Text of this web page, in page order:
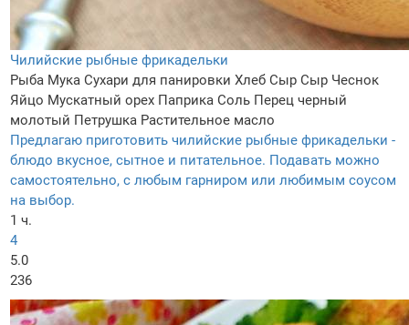
Чилийские рыбные фрикадельки
Рыба Мука Сухари для панировки Хлеб Сыр Сыр Чеснок
Яйцо Мускатный орех Паприка Соль Перец черный
молотый Петрушка Растительное масло
Предлагаю приготовить чилийские рыбные фрикадельки -
блюдо вкусное, сытное и питательное. Подавать можно
самостоятельно, с любым гарниром или любимым соусом
на выбор.
1 ч.
4
5.0
236